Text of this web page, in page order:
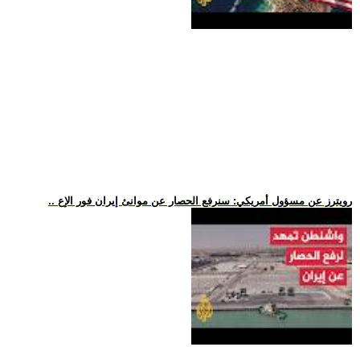
.. رويترز عن مسؤول أمريكي: سنرفع الحصار عن موانئ إيران فور الإع